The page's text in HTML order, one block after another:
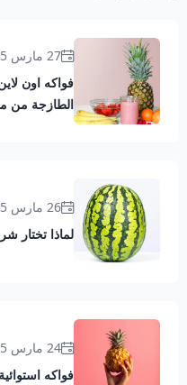
27 مارس 2025
فواكه اون
الطازجة من
26 مارس 2025
لماذا تختار
24 مارس 2025
فواكه